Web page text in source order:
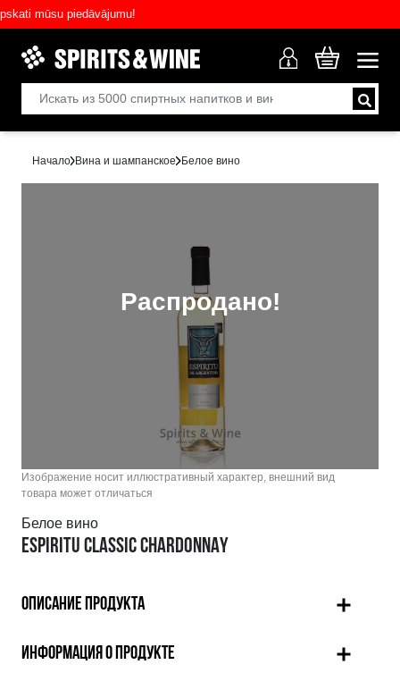
mūsu piedāvājumu!
Начало Вина и шампанское Белое вино
Распродано!
Изображение носит иллюстративный характер, внешний вид
товара может отличаться
Белое вино
ESPIRITU CLASSIC CHARDONNAY
ОПИСАНИЕ ПРОДУКТА
ИНФОРМАЦИЯ О ПРОДУКТЕ